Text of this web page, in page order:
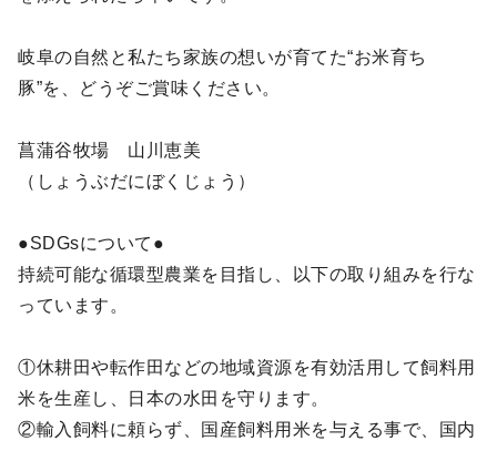
岐阜の自然と私たち家族の想いが育てた“お米育ち
豚”を、どうぞご賞味ください。
菖蒲谷牧場 山川恵美
（しょうぶだにぼくじょう）
●SDGsについて●
持続可能な循環型農業を目指し、以下の取り組みを行な
っています。
①休耕田や転作田などの地域資源を有効活用して飼料用
米を生産し、日本の水田を守ります。
②輸入飼料に頼らず、国産飼料用米を与える事で、国内